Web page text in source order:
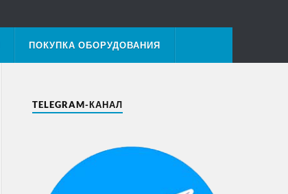
ПОКУПКА ОБОРУДОВАНИЯ
TELEGRAM-КАНАЛ